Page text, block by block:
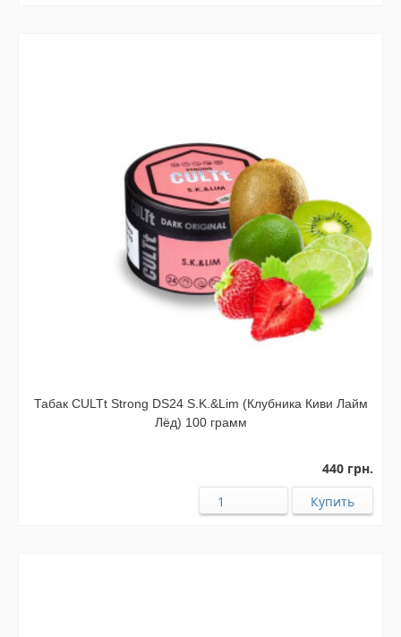
Табак CULTt Strong DS24 S.K.&Lim (Клубника Киви Лайм
Лёд) 100 грамм
440 грн.